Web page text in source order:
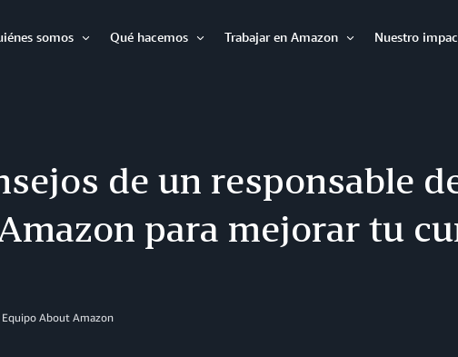
somos
Qué hacemos
Trabajar en Amazon
Nuestro
de un responsable
para mejorar tu
Equipo About Amazon